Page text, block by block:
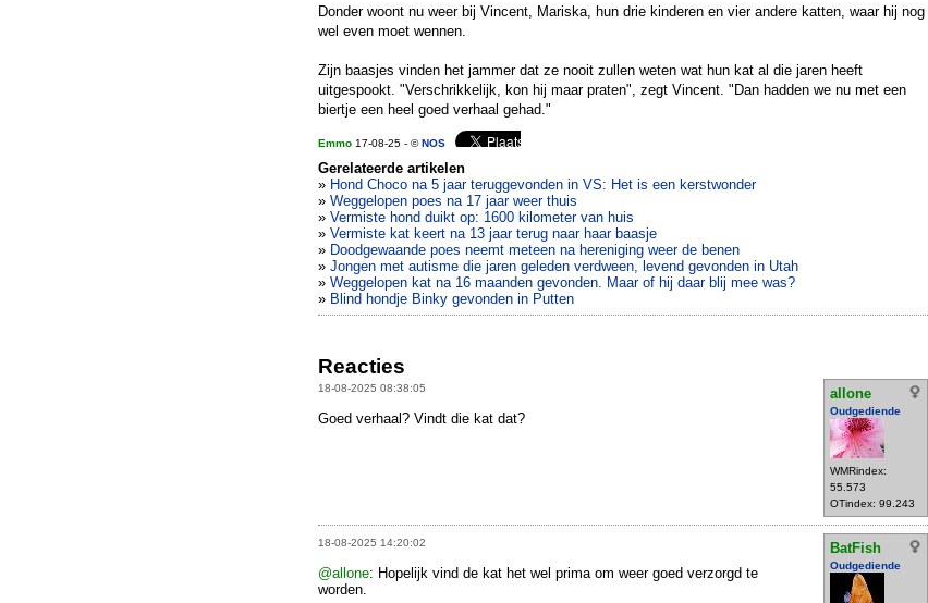
Donder woont nu weer bij Vincent, Mariska, hun drie kinderen en vier andere katten, waar hij nog
wel even moet wennen.
Zijn baasjes vinden het jammer dat ze nooit zullen weten wat hun kat al die jaren heeft
uitgespookt. "Verschrikkelijk, kon hij maar praten", zegt Vincent. "Dan hadden we nu met een
biertje een heel goed verhaal gehad."
Emmo 17-08-25 - ©NOS
Gerelateerde artikelen
» Hond Choco na 5 jaar teruggevonden in VS: Het is een kerstwonder
» Weggelopen poes na 17 jaar weer thuis
» Vermiste hond duikt op: 1600 kilometer van huis
» Vermiste kat keert na 13 jaar terug naar haar baasje
» Doodgewaande poes neemt meteen na hereniging weer de benen
» Jongen met autisme die jaren geleden verdween, levend gevonden in Utah
» Weggelopen kat na 16 maanden gevonden. Maar of hij daar blij mee was?
» Blind hondje Binky gevonden in Putten
Reacties
18-08-2025 08:38:05 allone
Oudgediende
WMRindex:
55.573
OTindex: 99.243
Goed verhaal? Vindt die kat dat?
18-08-2025 14:20:02 BatFish
Oudgediende
@allone: Hopelijk vind de kat het wel prima om weer goed verzorgd te
worden.